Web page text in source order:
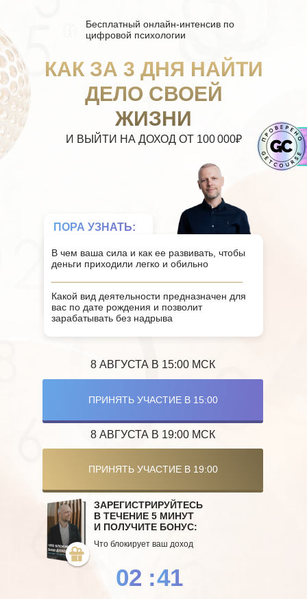
И ВЫЙТИ НА ДОХОД ОТ 100 000₽
8 АВГУСТА В 19:00 МСК
Что блокирует ваш доход
ЗАРЕГИСТРИРУЙТЕСЬ
В ТЕЧЕНИЕ 5 МИНУТ
И ПОЛУЧИТЕ БОНУС:
8 АВГУСТА В 15:00 МСК
ПРИНЯТЬ УЧАСТИЕ В 15:00
ПРИНЯТЬ УЧАСТИЕ В 19:00
Бесплатный онлайн-интенсив по
цифровой психологии
ПОРА УЗНАТЬ:
Какой вид деятельности предназначен для
вас по дате рождения и позволит
зарабатывать без надрыва
В чем ваша сила и как ее развивать, чтобы
деньги приходили легко и обильно
КАК ЗА 3 ДНЯ НАЙТИ
ДЕЛО СВОЕЙ
ЖИЗНИ
:39
02